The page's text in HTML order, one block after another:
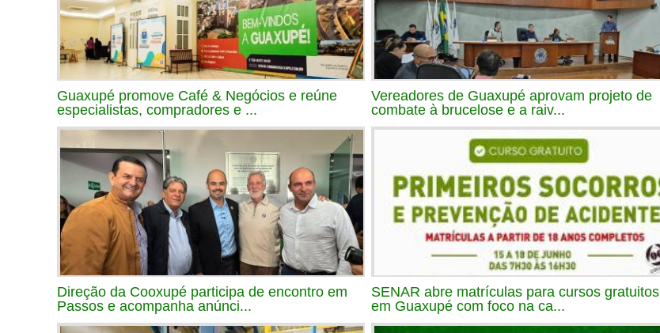
Guaxupé promove Café & Negócios e reúne
especialistas, compradores e ...
Vereadores de Guaxupé aprovam projeto de
combate à brucelose e a raiv...
Direção da Cooxupé participa de encontro em
Passos e acompanha anúnci...
SENAR abre matrículas para cursos gratuitos
em Guaxupé com foco na ca...